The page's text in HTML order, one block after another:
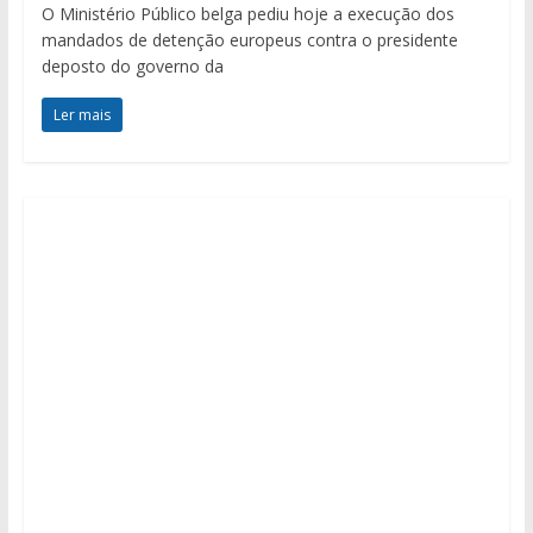
O Ministério Público belga pediu hoje a execução dos
mandados de detenção europeus contra o presidente
deposto do governo da
Ler mais